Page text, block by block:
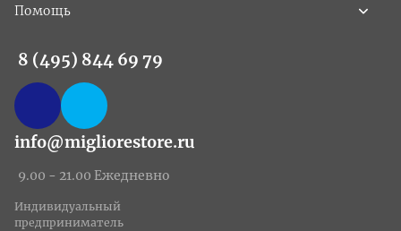
Помощь
8 (495) 844 69 79
info@migliorestore.ru
9.00 - 21.00 Ежедневно
Индивидуальный
предприниматель